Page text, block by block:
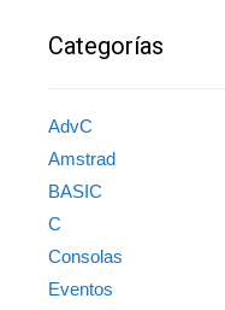
Categorías
AdvC
Amstrad
BASIC
C
Consolas
Eventos